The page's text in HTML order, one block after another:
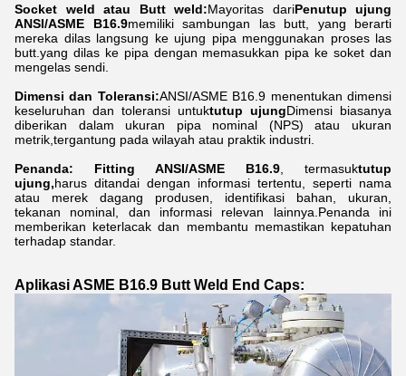
Socket weld atau Butt weld:Mayoritas dariPenutup ujung
ANSI/ASME B16.9memiliki sambungan las butt, yang berarti
mereka dilas langsung ke ujung pipa menggunakan proses las
butt.yang dilas ke pipa dengan memasukkan pipa ke soket dan
mengelas sendi.
Dimensi dan Toleransi:ANSI/ASME B16.9 menentukan dimensi
keseluruhan dan toleransi untuktutup ujungDimensi biasanya
diberikan dalam ukuran pipa nominal (NPS) atau ukuran
metrik,tergantung pada wilayah atau praktik industri.
Penanda:
Fitting ANSI/ASME B16.9 , termasuktutup
ujung,harus ditandai dengan informasi tertentu, seperti nama
atau merek dagang produsen, identifikasi bahan, ukuran,
tekanan nominal, dan informasi relevan lainnya.Penanda ini
memberikan keterlacak dan membantu memastikan kepatuhan
terhadap standar.
Aplikasi ASME B16.9 Butt Weld End Caps: